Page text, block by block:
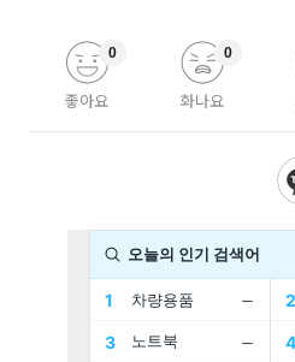
좋아요
0
화나요
0